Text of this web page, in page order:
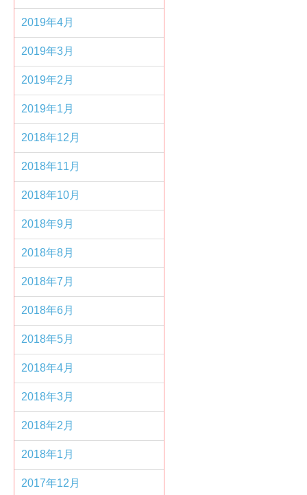
2019年4月
2019年3月
2019年2月
2019年1月
2018年12月
2018年11月
2018年10月
2018年9月
2018年8月
2018年7月
2018年6月
2018年5月
2018年4月
2018年3月
2018年2月
2018年1月
2017年12月